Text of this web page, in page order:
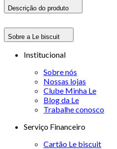
Descrição do produto
Sobre a Le biscuit
Institucional
Sobre nós
Nossas lojas
Clube Minha Le
Blog da Le
Trabalhe conosco
Serviço Financeiro
Cartão Le biscuit